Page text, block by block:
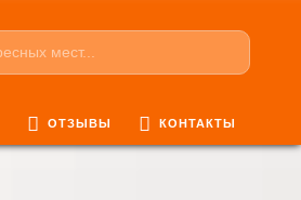
ОТЗЫВЫ КОНТАКТЫ